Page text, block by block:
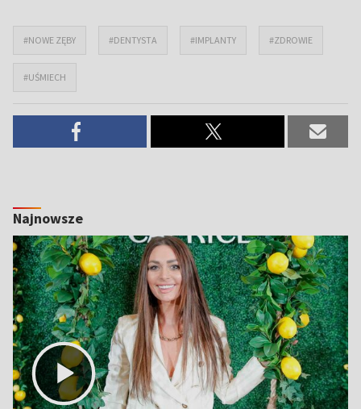
#NOWE ZĘBY #DENTYSTA #IMPLANTY #ZDROWIE
#UŚMIECH
Najnowsze